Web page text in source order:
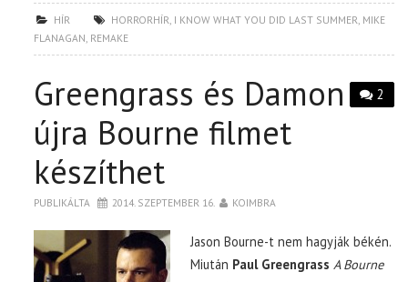
HÍR HORRORHÍR I KNOW WHAT YOU DID LAST SUMMER MIKE
FLANAGAN REMAKE
2
Greengrass és Damon
újra Bourne filmet
készíthet
PUBLIKÁLTA 2014. SZEPTEMBER 16. KOIMBRA
Jason Bourne-t nem hagyják békén.
Miután Paul Greengrass A Bourne